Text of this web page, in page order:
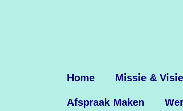
Home Missie & Visie
Afspraak Maken